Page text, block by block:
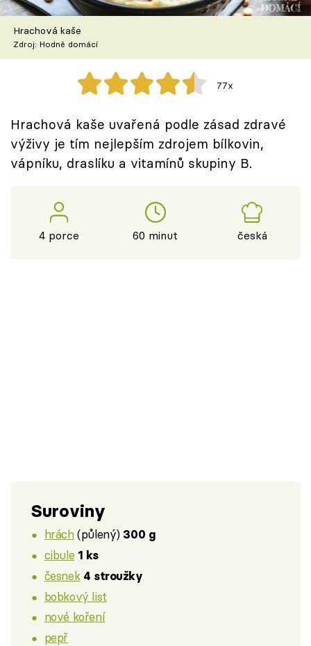
Škola vaření
Recepty z TV
Speciál: Cuketa
Těhotnej kuchař
Sledujte prima+
Hrachová kaše
Zdroj: Hodně domácí
77x
Hrachová kaše uvařená podle zásad zdravé
výživy je tím nejlepším zdrojem bílkovin,
vápníku, draslíku a vitamínů skupiny B.
4 porce 60 minut česká
Suroviny
hrách(půlený) 300 g
cibule 1 ks
česnek 4 stroužky
bobkový list
nové koření
pepř